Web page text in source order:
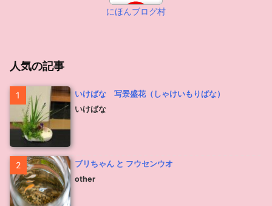
にほんブログ村
人気の記事
1
いけばな 写景盛花（しゃけいもりばな）
いけばな
2
ブリちゃん と フウセンウオ
other